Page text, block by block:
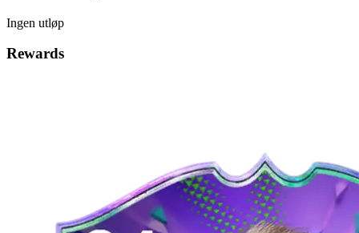
Ingen utløp
Rewards